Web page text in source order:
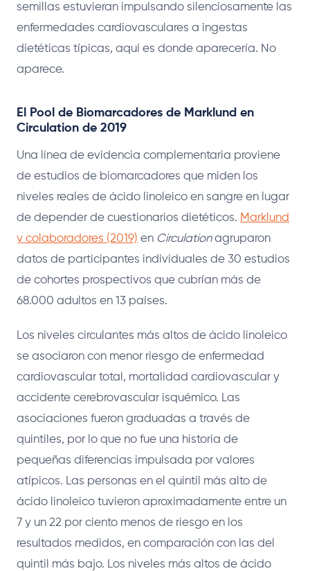
semillas estuvieran impulsando silenciosamente las
enfermedades cardiovasculares a ingestas
dietéticas típicas, aquí es donde aparecería. No
aparece.
El Pool de Biomarcadores de Marklund en
Circulation de 2019
Una línea de evidencia complementaria proviene
de estudios de biomarcadores que miden los
niveles reales de ácido linoleico en sangre en lugar
de depender de cuestionarios dietéticos. Marklund
y colaboradores (2019) en Circulationagruparon
datos de participantes individuales de 30 estudios
de cohortes prospectivos que cubrían más de
68.000 adultos en 13 países.
Los niveles circulantes más altos de ácido linoleico
se asociaron con menor riesgo de enfermedad
cardiovascular total, mortalidad cardiovascular y
accidente cerebrovascular isquémico. Las
asociaciones fueron graduadas a través de
quintiles, por lo que no fue una historia de
pequeñas diferencias impulsada por valores
atípicos. Las personas en el quintil más alto de
ácido linoleico tuvieron aproximadamente entre un
7 y un 22 por ciento menos de riesgo en los
resultados medidos, en comparación con las del
quintil más bajo. Los niveles más altos de ácido